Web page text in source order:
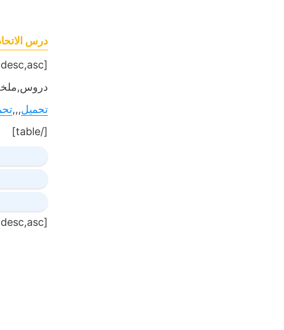
درس
[table sort= »desc,asc »]
تحميل,,,
[/table]
[table sort= »desc,asc »]